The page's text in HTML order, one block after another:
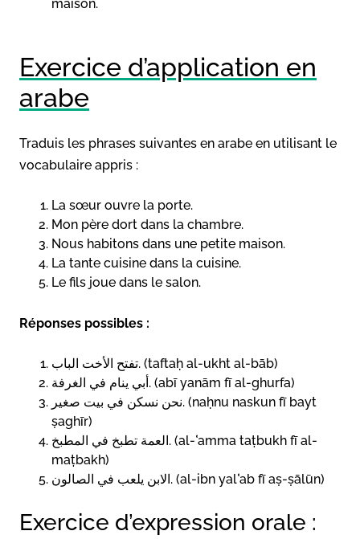
maison.
Exercice d’application en
arabe
Traduis les phrases suivantes en arabe en utilisant le
vocabulaire appris :
La sœur ouvre la porte.
Mon père dort dans la chambre.
Nous habitons dans une petite maison.
La tante cuisine dans la cuisine.
Le fils joue dans le salon.
Réponses possibles :
تفتح الأخت الباب. (taftaḥ al-ukht al-bāb)
أبي ينام في الغرفة. (abī yanām fī al-ghurfa)
نحن نسكن في بيت صغير. (naḥnu naskun fī bayt
ṣaghīr)
العمة تطبخ في المطبخ. (al-ʿamma taṭbukh fī al-
maṭbakh)
الابن يلعب في الصالون. (al-ibn yalʿab fī aṣ-ṣālūn)
Exercice d’expression orale :